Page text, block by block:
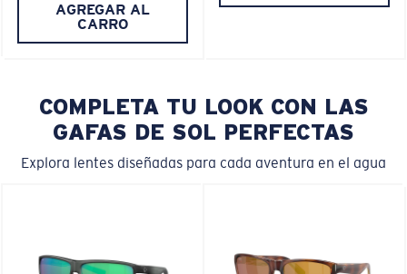
AGREGAR AL
CARRO
COMPLETA TU LOOK CON LAS
GAFAS DE SOL PERFECTAS
Explora lentes diseñadas para cada aventura en el agua